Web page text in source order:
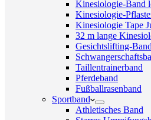
Kinesiologie-Band
Kinesiologie-
Kinesiologie Tape
32 m lange
Gesichtslifting-Band
Taillentrainerband
Pferdeband
Fußballrasenband
Sportband
Athletisches Band